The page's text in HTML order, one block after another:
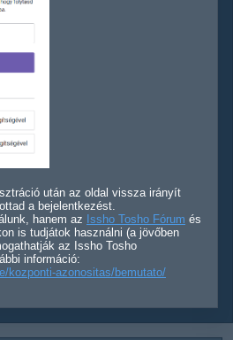
után az oldal vissza irányít
a bejelentkezést.
hanem az Issho Tosho Fórum és
is tudjátok használni (a jövőben
az Issho Tosho
információ:
kozponti-azonositas/bemutato/